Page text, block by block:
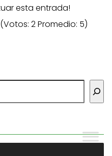
esta entrada!
(Votos: 2Promedio: 5)